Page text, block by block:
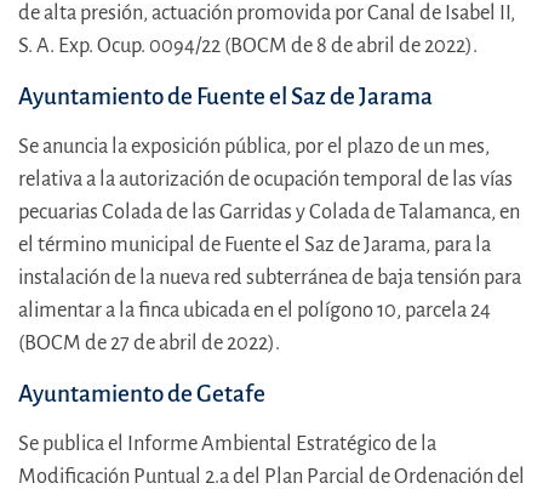
de alta presión, actuación promovida por Canal de Isabel II,
S. A. Exp. Ocup. 0094/22 (BOCM de 8 de abril de 2022).
Ayuntamiento de Fuente el Saz de Jarama
Se anuncia la exposición pública, por el plazo de un mes,
relativa a la autorización de ocupación temporal de las vías
pecuarias Colada de las Garridas y Colada de Talamanca, en
el término municipal de Fuente el Saz de Jarama, para la
instalación de la nueva red subterránea de baja tensión para
alimentar a la finca ubicada en el polígono 10, parcela 24
(BOCM de 27 de abril de 2022).
Ayuntamiento de Getafe
Se publica el Informe Ambiental Estratégico de la
Modificación Puntual 2.a del Plan Parcial de Ordenación del